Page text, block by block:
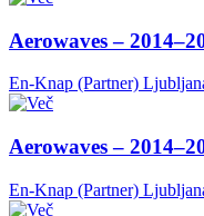
Aerowaves –
En-Knap (Partner)
Aerowaves –
En-Knap (Partner)